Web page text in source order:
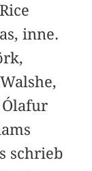
inne.
Ólafur
schrieb